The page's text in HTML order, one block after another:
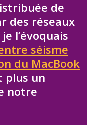
de
des réseaux
l’évoquais
séisme
du MacBook
plus un
notre